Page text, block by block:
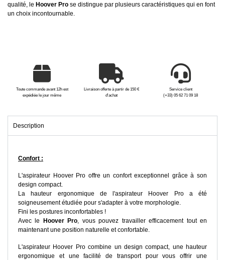
qualité, le Hoover Pro se distingue par plusieurs caractéristiques qui en font
un choix incontournable.
Toute commande avant 12h est
expédiée le jour même
Livraison offerte à partir de 150 €
d'achat
Service client
(+33) 05 62 71 09 18
Description
Confort :
L'aspirateur Hoover Pro offre un confort exceptionnel grâce à son
design compact.
La hauteur ergonomique de l'aspirateur Hoover Pro a été
soigneusement étudiée pour s'adapter à votre morphologie.
Fini les postures inconfortables !
Avec le
Hoover Pro, vous pouvez travailler efficacement tout en
maintenant une position naturelle et confortable.
L'aspirateur Hoover Pro combine un design compact, une hauteur
ergonomique et une facilité de transport pour vous offrir une